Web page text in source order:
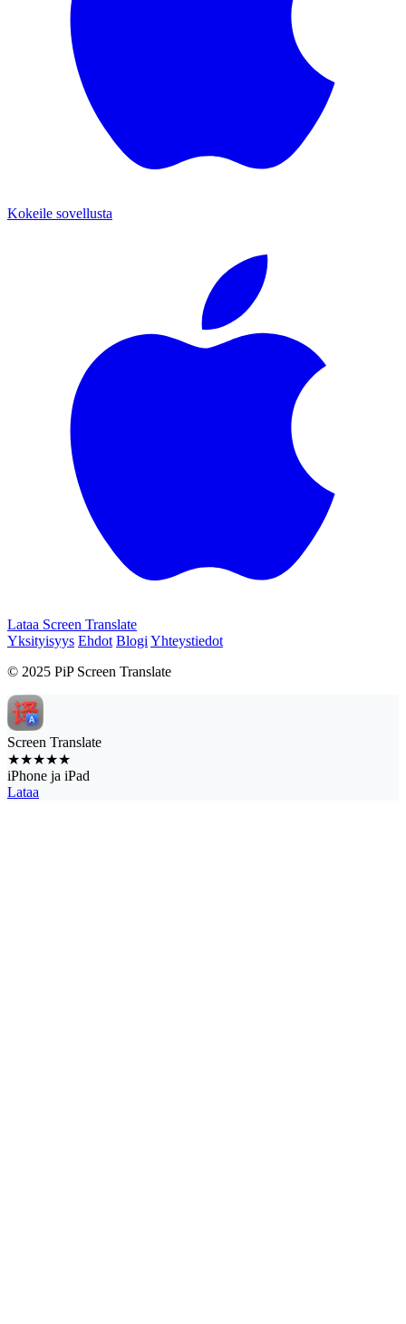
Kokeile sovellusta
Lataa Screen Translate
Yksityisyys Ehdot Blogi Yhteystiedot
© 2025 PiP Screen Translate
Screen Translate
★★★★★
iPhone ja iPad
Lataa